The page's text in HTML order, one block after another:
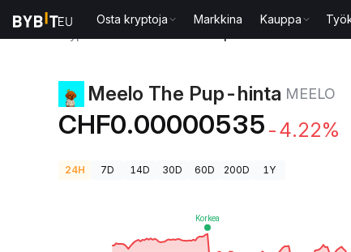
Osta kryptoja Markkina Kauppa
Meelo The Pup-hinta MEELO
CHF0.00000535 -4.22%
24H 7D 14D 30D 60D 200D 1Y